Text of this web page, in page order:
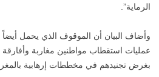
الرماية”.
وأضاف البيان أن الموقوف الذي يحمل أيضاً
عمليات استقطاب مواطنين مغاربة
بغرض تجنيدهم في مخططات إرهابية